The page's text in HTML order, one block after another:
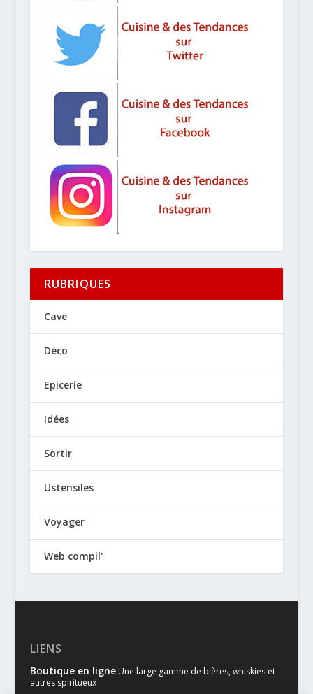
RUBRIQUES
Cave
Déco
Epicerie
Idées
Sortir
Ustensiles
Voyager
Web compil'
LIENS
Boutique en ligneUne large gamme de bières, whiskies et
autres spiritueux